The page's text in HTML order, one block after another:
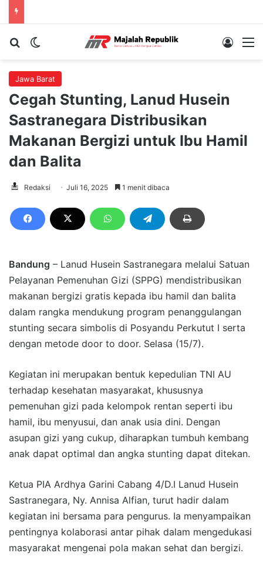
Cari berita...Switch skin Log In
Jawa Barat
Cegah Stunting, Lanud Husein
Sastranegara Distribusikan
Makanan Bergizi untuk Ibu Hamil
dan Balita
Redaksi Juli 16, 2025 1 menit dibaca
Bandung – Lanud Husein Sastranegara melalui Satuan
Pelayanan Pemenuhan Gizi (SPPG) mendistribusikan
makanan bergizi gratis kepada ibu hamil dan balita
dalam rangka mendukung program penanggulangan
stunting secara simbolis di Posyandu Perkutut I serta
dengan metode door to door. Selasa (15/7).
Kegiatan ini merupakan bentuk kepedulian TNI AU
terhadap kesehatan masyarakat, khususnya
pemenuhan gizi pada kelompok rentan seperti ibu
hamil, ibu menyusui, dan anak usia dini. Dengan
asupan gizi yang cukup, diharapkan tumbuh kembang
anak dapat optimal dan angka stunting dapat ditekan.
Ketua PIA Ardhya Garini Cabang 4/D.I Lanud Husein
Sastranegara, Ny. Annisa Alfian, turut hadir dalam
kegiatan ini bersama para pengurus. Ia menyampaikan
pentingnya kolaborasi antar pihak dalam mengedukasi
masyarakat mengenai pola makan sehat dan bergizi.